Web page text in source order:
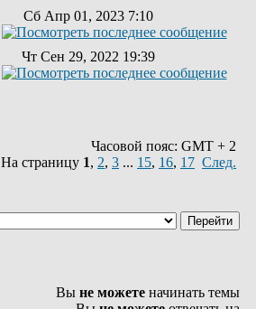
Сб Апр 01, 2023 7:10
Чт Сен 29, 2022 19:39
Часовой пояс: GMT + 2
На страницу 1, 2, 3 ... 15, 16, 17 След.
Вы не можете начинать темы